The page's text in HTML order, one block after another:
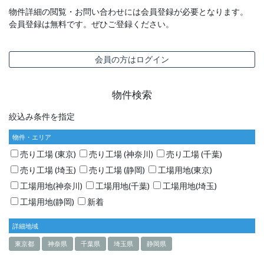
物件詳細の閲覧・お問い合わせには会員登録が必要となります。
会員登録は無料です。ぜひご登録ください。
会員の方はログイン
物件検索
絞込み条件を指定
物件・エリア
売り工場 (東京) 売り工場 (神奈川)
売り工場 (千葉)
売り工場 (埼玉)
売り工場 (静岡)
工場用地(東京)
工場用地(神奈川)
工場用地(千葉)
工場用地(埼玉)
工場用地(静岡)
新着
詳細地域
東京都 神奈県 千葉県 埼玉県 静岡県